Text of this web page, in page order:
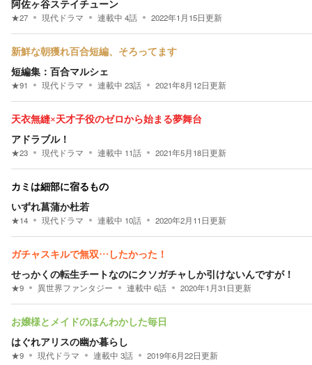
阿佐ヶ谷ステイチューン
★27 現代ドラマ 連載中 4話 2022年1月15日更新
新鮮な朝獲れ百合短編、そろってます
短編集：百合マルシェ
★91 現代ドラマ 連載中 23話 2021年8月12日更新
天衣無縫×天才子役のゼロから始まる夢舞台
アドラブル！
★23 現代ドラマ 連載中 11話 2021年5月18日更新
カミは細部に宿るもの
いずれ菖蒲か杜若
★14 現代ドラマ 連載中 10話 2020年2月11日更新
ガチャスキルで無双…したかった！
せっかくの転生チートなのにクソガチャしか引けないんですが！
★9 異世界ファンタジー 連載中 6話 2020年1月31日更新
お嬢様とメイドのほんわかした毎日
はぐれアリスの幽か暮らし
★9 現代ドラマ 連載中 3話 2019年6月22日更新